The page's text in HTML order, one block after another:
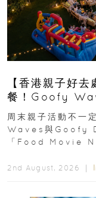
【香港親子好
餐！Goofy
外影院逢週末登
周末親子活動不一
Waves與Goofy
「Food Movie
2nd August, 2026 ｜